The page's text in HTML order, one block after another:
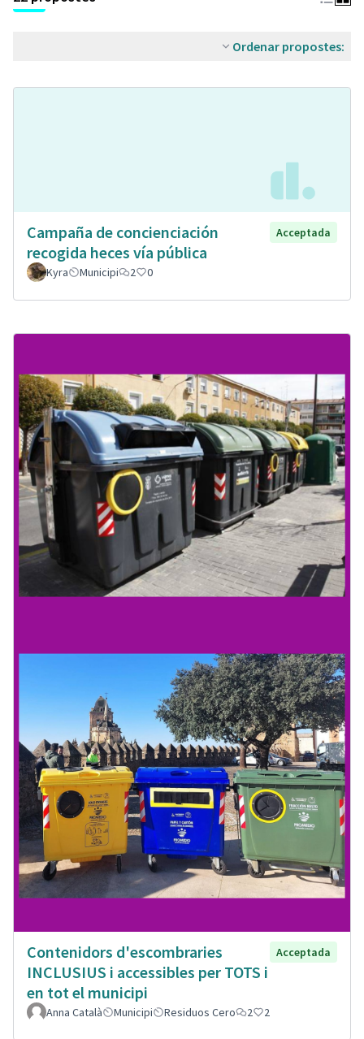
Ordenar propostes:
Campaña de concienciación
recogida heces vía pública
Acceptada
Kyra Municipi 2 0
Contenidors d'escombraries
INCLUSIUS i accessibles per TOTS i
en tot el municipi
Acceptada
Anna Català Municipi Residuos Cero 2 2